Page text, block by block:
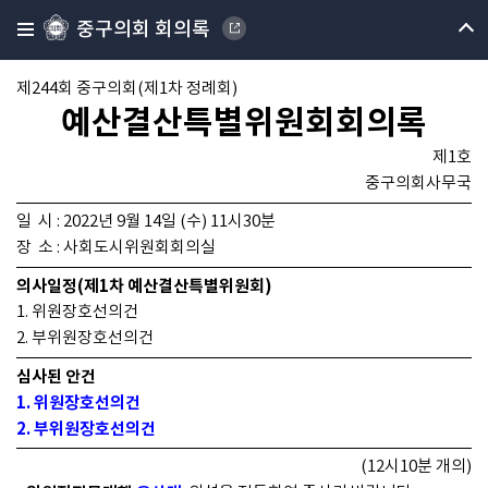
중구의회 회의록
제244회 중구의회(제1차 정례회)
예산결산특별위원회회의록
제1호
중구의회사무국
일 시 : 2022년 9월 14일 (수) 11시30분
장 소 : 사회도시위원회회의실
의사일정(제1차 예산결산특별위원회)
1. 위원장호선의건
2. 부위원장호선의건
심사된 안건
1. 위원장호선의건
2. 부위원장호선의건
(12시10분 개의)